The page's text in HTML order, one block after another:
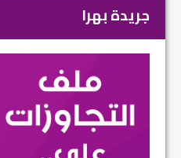
جريدة بهرا